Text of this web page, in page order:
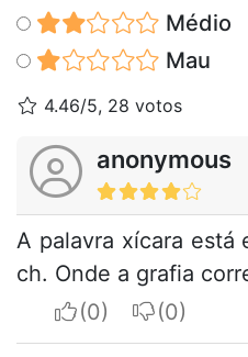
Médio
Mau
4.46/5, 28 votos
anonymous
A palavra xícara está
ch. Onde a grafia
I apreciateI do not